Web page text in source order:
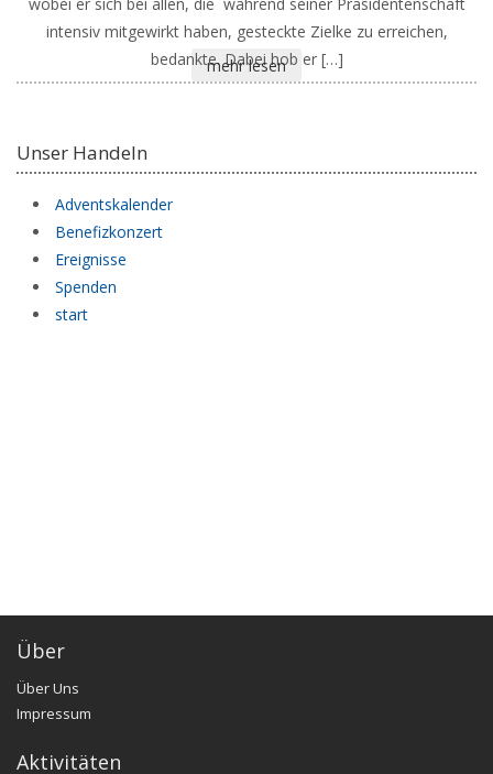
intensiv mitgewirkt haben, gesteckte Zielke zu erreichen,
bedankte. Dabei hob er […]
mehr lesen
Unser Handeln
Adventskalender
Benefizkonzert
Ereignisse
Spenden
start
Über
Über Uns
Impressum
Aktivitäten